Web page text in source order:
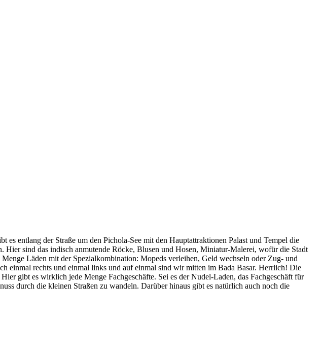
entlang der Straße um den Pichola-See mit den Hauptattraktionen Palast und Tempel die
Hier sind das indisch anmutende Röcke, Blusen und Hosen, Miniatur-Malerei, wofür die Stadt
Läden mit der Spezialkombination: Mopeds verleihen, Geld wechseln oder Zug- und
einmal rechts und einmal links und auf einmal sind wir mitten im Bada Basar. Herrlich! Die
gibt es wirklich jede Menge Fachgeschäfte. Sei es der Nudel-Laden, das Fachgeschäft für
durch die kleinen Straßen zu wandeln. Darüber hinaus gibt es natürlich auch noch die